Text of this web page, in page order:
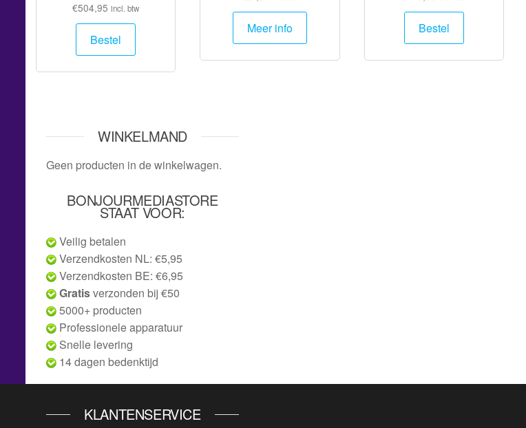
€504,95 incl. btw
Bestel
Meer info Bestel
WINKELMAND
Geen producten in de winkelwagen.
BONJOURMEDIASTORE
STAAT VOOR:
Veilig betalen
Verzendkosten NL: €5,95
Verzendkosten BE: €6,95
Gratisverzonden bij €50
5000+ producten
Professionele apparatuur
Snelle levering
14 dagen bedenktijd
KLANTENSERVICE